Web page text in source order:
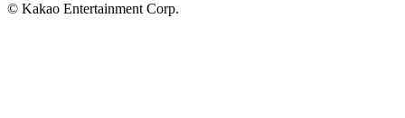
© Kakao Entertainment Corp.